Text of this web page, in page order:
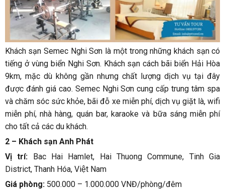
Khách sạn Semec Nghi Sơn là một trong những khách sạn có
tiếng ở vùng biển Nghi Sơn. Khách sạn cách bãi biển Hải Hòa
9km, mặc dù không gần nhưng chất lượng dịch vụ tại đây
được đánh giá cao. Semec Nghi Sơn cung cấp trung tâm spa
và chăm sóc sức khỏe, bãi đỗ xe miễn phí, dịch vụ giặt là, wifi
miễn phí, nhà hàng, quán bar, karaoke và bữa sáng miễn phí
cho tất cả các du khách.
2 – Khách sạn Anh Phát
Vị trí:
Bac Hai Hamlet, Hai Thuong Commune, Tinh Gia
District, Thanh Hóa, Việt Nam
Giá phòng:500.000 – 1.000.000 VNĐ/phòng/đêm